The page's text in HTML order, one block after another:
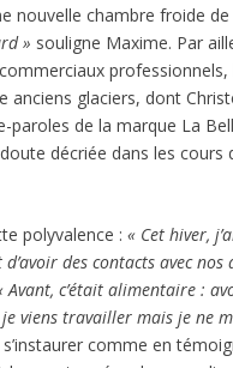
nouvelle chambre froide
» souligne Maxime. Par
glaciers, dont
paroles de la marque La
décriée dans les cours
polyvalence :« Cet hiver,
des contacts avec nos
Avant, c’était alimentaire :
viens travailler mais je ne
comme en